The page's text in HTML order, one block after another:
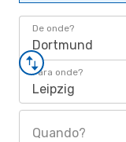
De onde?
Dortmund
Para onde?
Leipzig
Quando?